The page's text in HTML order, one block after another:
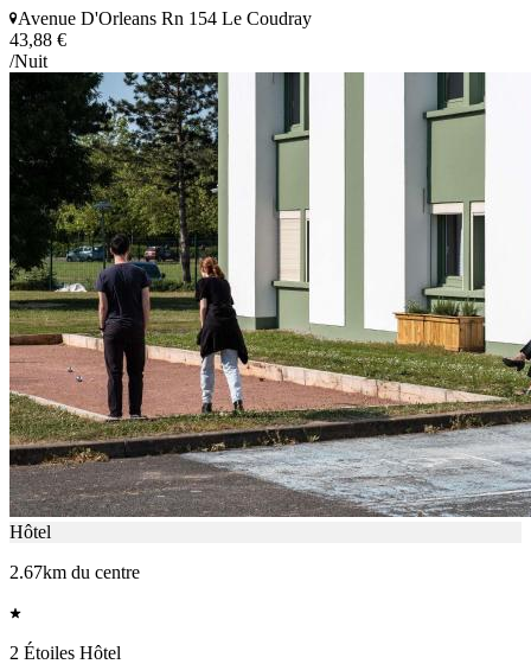
Avenue D'Orleans Rn 154 Le Coudray
43,88 €
/Nuit
Hôtel
2.67km du centre
2 Étoiles Hôtel